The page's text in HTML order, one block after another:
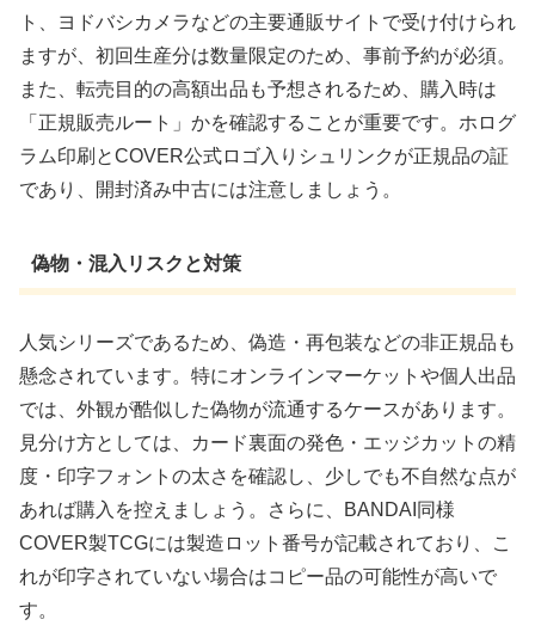
ト、ヨドバシカメラなどの主要通販サイトで受け付けられ
ますが、初回生産分は数量限定のため、事前予約が必須。
また、転売目的の高額出品も予想されるため、購入時は
「正規販売ルート」かを確認することが重要です。ホログ
ラム印刷とCOVER公式ロゴ入りシュリンクが正規品の証
であり、開封済み中古には注意しましょう。
偽物・混入リスクと対策
人気シリーズであるため、偽造・再包装などの非正規品も
懸念されています。特にオンラインマーケットや個人出品
では、外観が酷似した偽物が流通するケースがあります。
見分け方としては、カード裏面の発色・エッジカットの精
度・印字フォントの太さを確認し、少しでも不自然な点が
あれば購入を控えましょう。さらに、BANDAI同様
COVER製TCGには製造ロット番号が記載されており、こ
れが印字されていない場合はコピー品の可能性が高いで
す。